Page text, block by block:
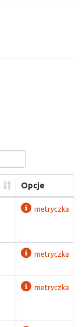
Opcje
metryczka
metryczka
metryczka